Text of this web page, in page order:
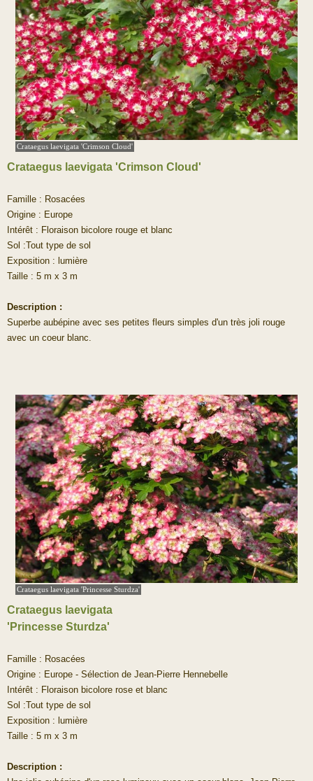
Crataegus laevigata 'Crimson Cloud'
Crataegus laevigata 'Crimson Cloud'
Famille : Rosacées
Origine : Europe
Intérêt : Floraison bicolore rouge et blanc
Sol :Tout type de sol
Exposition : lumière
Taille : 5 m x 3 m
Description :
Superbe aubépine avec ses petites fleurs simples d'un très joli rouge
avec un coeur blanc.
Crataegus laevigata 'Princesse Sturdza'
Crataegus laevigata
'Princesse Sturdza'
Famille : Rosacées
Origine : Europe - Sélection de Jean-Pierre Hennebelle
Intérêt : Floraison bicolore rose et blanc
Sol :Tout type de sol
Exposition : lumière
Taille : 5 m x 3 m
Description :